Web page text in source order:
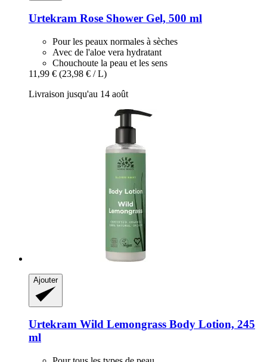
Urtekram Rose Shower Gel, 500 ml
Pour les peaux normales à sèches
Avec de l'aloe vera hydratant
Chouchoute la peau et les sens
11,99 € (23,98 € / L)
Livraison jusqu'au 14 août
Ajouter
Urtekram Wild Lemongrass Body Lotion, 245
ml